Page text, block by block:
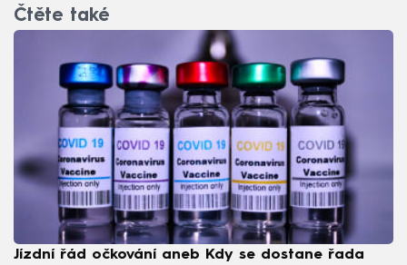
Čtěte také
Jízdní řád očkování aneb Kdy se dostane řada